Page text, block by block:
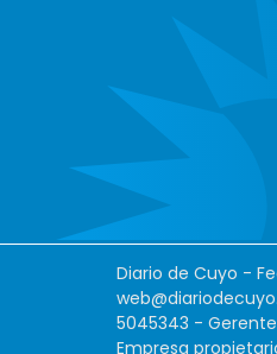
Diario de Cuyo -
5045343 -
Empresa